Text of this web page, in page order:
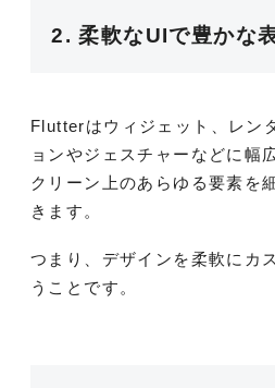
2. 柔軟なUIで豊かな
Flutterはウィジェット、レン
ョンやジェスチャーなどに幅
クリーン上のあらゆる要素を
きます。
つまり、デザインを柔軟にカ
うことです。